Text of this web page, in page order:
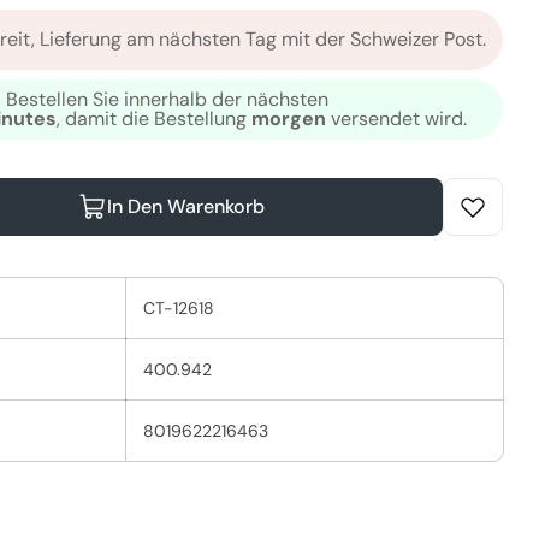
Lieferung am nächsten Tag mit der Schweizer Post.
Bestellen Sie innerhalb der nächsten
, damit die Bestellung morgen versendet wird.
Kamm Set 7 Stück Verringern
Kamm Set 7 Stück Erhöhen
In Den Warenkorb
CT-12618
400.942
8019622216463